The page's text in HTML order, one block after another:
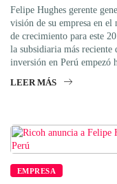
Felipe Hughes gerente
visión de su empresa en el
de crecimiento para este
la subsidiaria más
inversión en Perú
LEER MÁS
EMPRESA